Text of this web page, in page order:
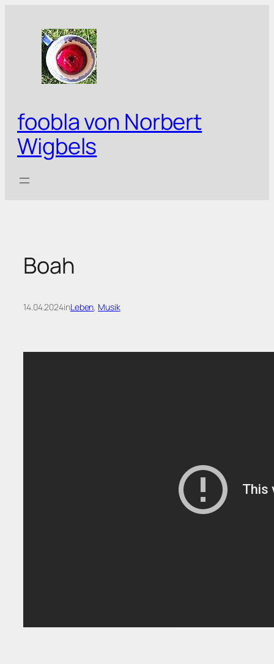
springen
foobla von Norbert
Wigbels
Boah
14.04.2024inLeben, Musik